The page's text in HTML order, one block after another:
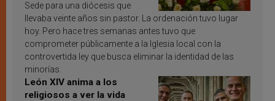
Sede para una diócesis que
llevaba veinte años sin pastor. La ordenación tuvo lugar
hoy. Pero hace tres semanas antes tuvo que
comprometer públicamente a la Iglesia local con la
controvertida ley que busca eliminar la identidad de las
minorías.
León XIV anima a los
religiosos a ver la vida